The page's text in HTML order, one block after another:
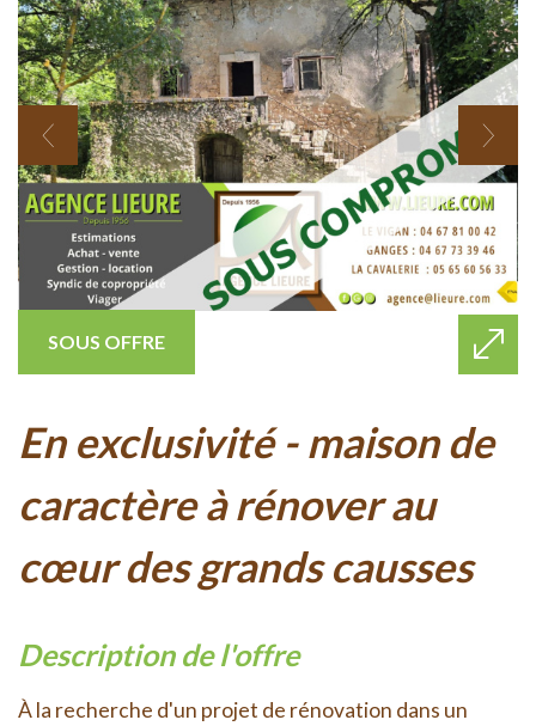
SOUS OFFRE
en exclusivité - maison de
caractère à rénover au
cœur des grands causses
description de l'offre
À la recherche d'un projet de rénovation dans un